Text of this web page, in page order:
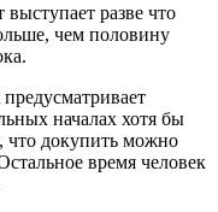
разве что
чем половину
началах хотя бы
что докупить можно
время человек